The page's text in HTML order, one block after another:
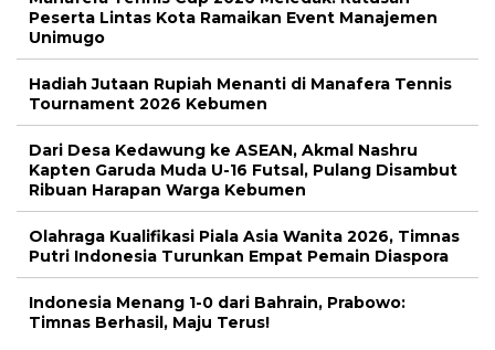
Peserta Lintas Kota Ramaikan Event Manajemen
Unimugo
Hadiah Jutaan Rupiah Menanti di Manafera Tennis
Tournament 2026 Kebumen
Dari Desa Kedawung ke ASEAN, Akmal Nashru
Kapten Garuda Muda U-16 Futsal, Pulang Disambut
Ribuan Harapan Warga Kebumen
Olahraga Kualifikasi Piala Asia Wanita 2026, Timnas
Putri Indonesia Turunkan Empat Pemain Diaspora
Indonesia Menang 1-0 dari Bahrain, Prabowo:
Timnas Berhasil, Maju Terus!